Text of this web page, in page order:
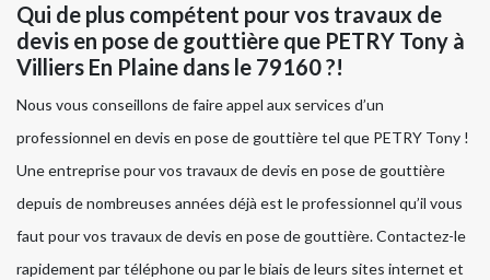
Qui de plus compétent pour vos travaux de
devis en pose de gouttière que PETRY Tony à
Villiers En Plaine dans le 79160 ?!
Nous vous conseillons de faire appel aux services d’un
professionnel en devis en pose de gouttière tel que PETRY Tony !
Une entreprise pour vos travaux de devis en pose de gouttière
depuis de nombreuses années déjà est le professionnel qu’il vous
faut pour vos travaux de devis en pose de gouttière. Contactez-le
rapidement par téléphone ou par le biais de leurs sites internet et